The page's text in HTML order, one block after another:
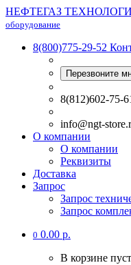
НЕФТЕГАЗ
оборудование
8(800)775-29-52
Перезвоните
8(812)602-75-
info@ngt-
О компании
О компании
Реквизиты
Доставка
Запрос
Запрос
Запрос
0 0.00 р.
В корзине